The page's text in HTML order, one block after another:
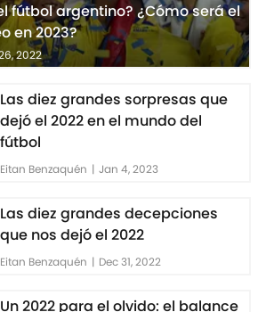
fútbol argentino? ¿Cómo será el
en 2023?
2022
Las diez grandes sorpresas que
dejó el 2022 en el mundo del
fútbol
Eitan Benzaquén | Jan 4, 2023
Las diez grandes decepciones
que nos dejó el 2022
Eitan Benzaquén | Dec 31, 2022
Un 2022 para el olvido: el balance